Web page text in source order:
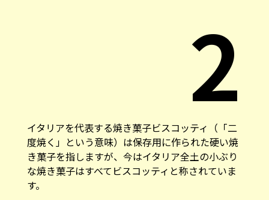
2
イタリアを代表する焼き菓子ビスコッティ（「二
度焼く」という意味）は保存用に作られた硬い焼
き菓子を指しますが、今はイタリア全土の小ぶり
な焼き菓子はすべてビスコッティと称されていま
す。